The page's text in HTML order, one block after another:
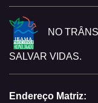
NO
SALVAR VIDAS.
Endereço Matriz: